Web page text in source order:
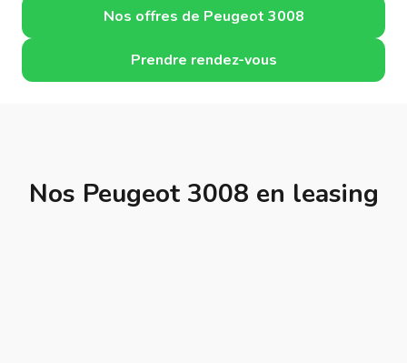
Nos offres de Peugeot 3008
Prendre rendez-vous
Nos Peugeot 3008 en leasing